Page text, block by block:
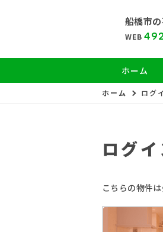
船橋市の
WEB
ホーム
ホーム ログ
ログイ
こちらの物件